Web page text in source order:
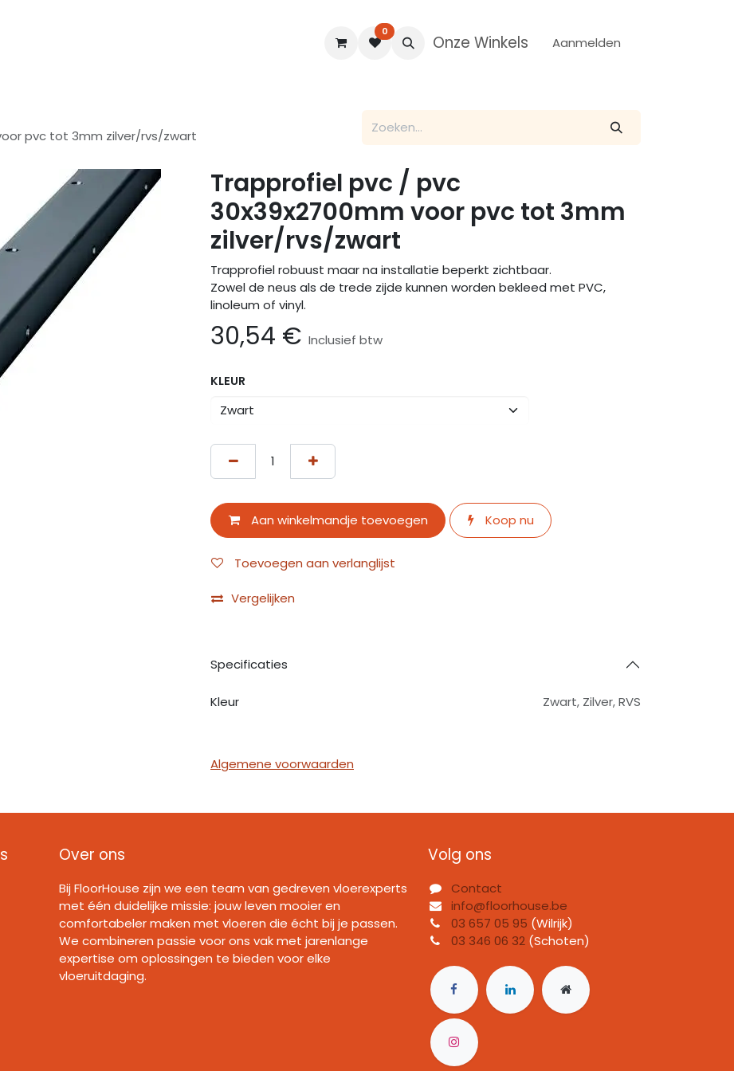
Blogs
0
Onze Winkels Aanmelden
pvc tot 3mm zilver/rvs/zwart
Trapprofiel pvc / pvc
30x39x2700mm voor pvc tot 3mm
zilver/rvs/zwart
Trapprofiel robuust maar na installatie beperkt zichtbaar.
Zowel de neus als de trede zijde kunnen worden bekleed met PVC,
linoleum of vinyl.
30,54 € Inclusief btw
KLEUR
Aan winkelmandje toevoegen Koop nu
Toevoegen aan verlanglijst
Vergelijken
Specificaties
Kleur Zwart, Zilver,RVS
Algemene voorwaarden
Volg ons
Contact
info@floorhouse.be
03 657 05 95 (Wilrijk)
03 346 06 32(Schoten)
Over ons
Bij FloorHouse zijn we een team van gedreven vloerexperts
met één duidelijke missie: jouw leven mooier en
comfortabeler maken met vloeren die écht bij je passen.
We combineren passie voor ons vak met jarenlange
expertise om oplossingen te bieden voor elke
vloeruitdaging.